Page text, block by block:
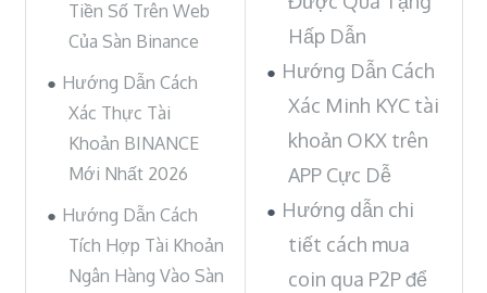
Tiền Số Trên Web
Của Sàn Binance
Hướng Dẫn Cách
Xác Thực Tài
Khoản BINANCE
Mới Nhất 2026
Hướng Dẫn Cách
Tích Hợp Tài Khoản
Ngân Hàng Vào Sàn
Hấp Dẫn
Hướng Dẫn Cách
Xác Minh KYC tài
khoản OKX trên
APP Cực Dễ
Hướng dẫn chi
tiết cách mua
coin qua P2P để